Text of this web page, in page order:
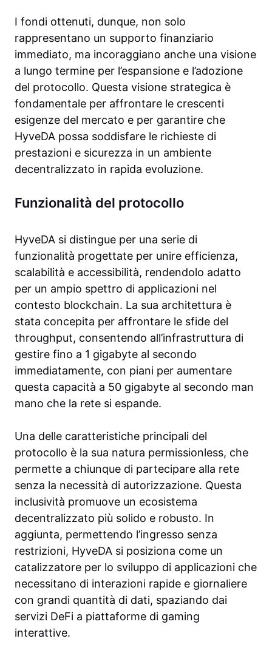
I fondi ottenuti, dunque, non solo
rappresentano un supporto finanziario
immediato, ma incoraggiano anche una visione
a lungo termine per l’espansione e l’adozione
del protocollo. Questa visione strategica è
fondamentale per affrontare le crescenti
esigenze del mercato e per garantire che
HyveDA possa soddisfare le richieste di
prestazioni e sicurezza in un ambiente
decentralizzato in rapida evoluzione.
Funzionalità del protocollo
HyveDA si distingue per una serie di
funzionalità progettate per unire efficienza,
scalabilità e accessibilità, rendendolo adatto
per un ampio spettro di applicazioni nel
contesto blockchain. La sua architettura è
stata concepita per affrontare le sfide del
throughput, consentendo all’infrastruttura di
gestire fino a 1 gigabyte al secondo
immediatamente, con piani per aumentare
questa capacità a 50 gigabyte al secondo man
mano che la rete si espande.
Una delle caratteristiche principali del
protocollo è la sua natura permissionless, che
permette a chiunque di partecipare alla rete
senza la necessità di autorizzazione. Questa
inclusività promuove un ecosistema
decentralizzato più solido e robusto. In
aggiunta, permettendo l’ingresso senza
restrizioni, HyveDA si posiziona come un
catalizzatore per lo sviluppo di applicazioni che
necessitano di interazioni rapide e giornaliere
con grandi quantità di dati, spaziando dai
servizi DeFi a piattaforme di gaming
interattive.